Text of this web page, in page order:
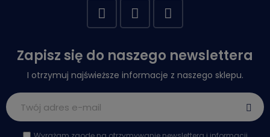
Zapisz się do naszego newslettera
I otrzymuj najświeższe informacje z naszego sklepu.